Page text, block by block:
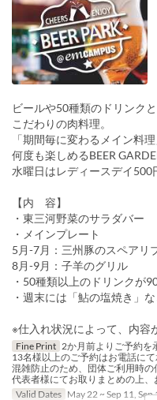
ビールや50種類のドリンク
こだわりの肉料理。
「期間毎に変わるメイン料
何度も楽しめるBEER
水曜日はレディースデイ500
【内 容】
・東三河野菜のサラダバー
・メインプレート
5月-7月：三州豚のスペアリ
8月-9月：子羊のグリル
・50種類以上のドリンクが
・週末には「鮎の塩焼き」
※仕入れ状況によって、内容
Fine Print 2か月前よりご予約を
13名様以上のご予約はお電話にて
混雑防止のため、団体ご利用時の
代表者様にてお取りまとめの上、
Valid Dates May 22 ~ Sep 11, Sep